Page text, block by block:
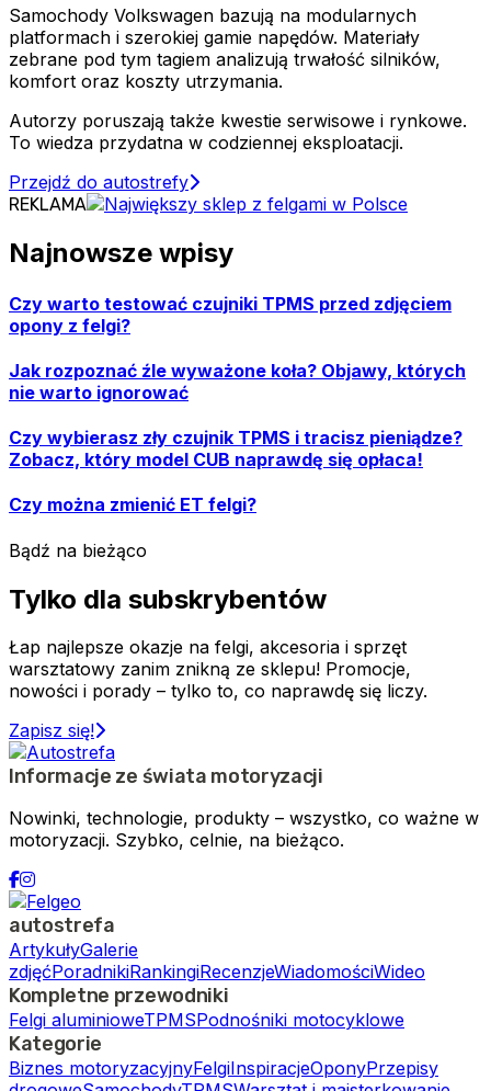
Samochody Volkswagen bazują na modularnych
platformach i szerokiej gamie napędów. Materiały
zebrane pod tym tagiem analizują trwałość silników,
komfort oraz koszty utrzymania.
Autorzy poruszają także kwestie serwisowe i rynkowe.
To wiedza przydatna w codziennej eksploatacji.
Przejdź do autostrefy
REKLAMA
Najnowsze wpisy
Czy warto testować czujniki TPMS przed zdjęciem
opony z felgi?
Jak rozpoznać źle wyważone koła? Objawy, których
nie warto ignorować
Czy wybierasz zły czujnik TPMS i tracisz pieniądze?
Zobacz, który model CUB naprawdę się opłaca!
Czy można zmienić ET felgi?
Bądź na bieżąco
Tylko dla subskrybentów
Łap najlepsze okazje na felgi, akcesoria i sprzęt
warsztatowy zanim znikną ze sklepu! Promocje,
nowości i porady – tylko to, co naprawdę się liczy.
Zapisz się!
Informacje ze świata motoryzacji
Nowinki, technologie, produkty – wszystko, co ważne w
motoryzacji. Szybko, celnie, na bieżąco.
autostrefa
ArtykułyGalerie
zdjęćPoradnikiRankingiRecenzjeWiadomościWideo
Kompletne przewodniki
Felgi aluminioweTPMSPodnośniki motocyklowe
Kategorie
Biznes motoryzacyjnyFelgiInspiracjeOponyPrzepisy